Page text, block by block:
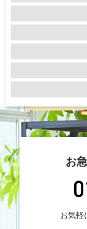
お
お気軽